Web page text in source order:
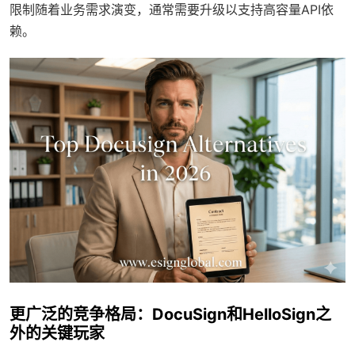
限制随着业务需求演变，通常需要升级以支持高容量API依
赖。
更广泛的竞争格局：DocuSign和HelloSign之
外的关键玩家